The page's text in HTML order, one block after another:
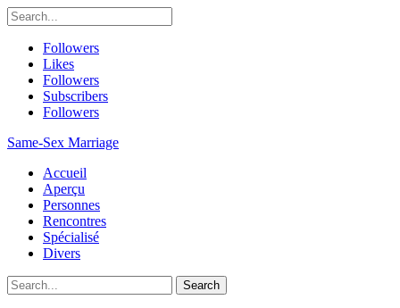
Followers
Likes
Followers
Subscribers
Followers
Same-Sex Marriage
Accueil
Aperçu
Personnes
Rencontres
Spécialisé
Divers